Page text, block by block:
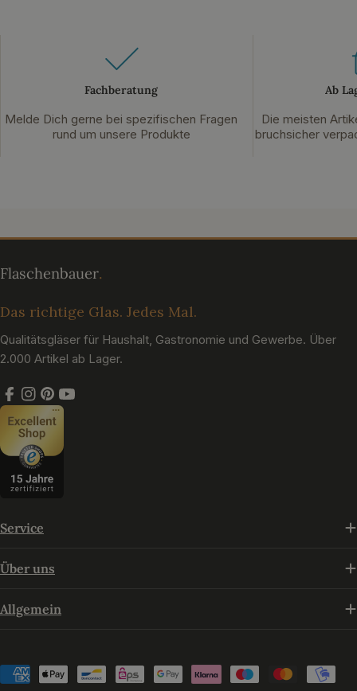
Fachberatung
Melde Dich gerne bei spezifischen Fragen
rund um unsere Produkte
Ab
Die meisten
bruchsicher
Das richtige Glas. Jedes Mal.
Qualitätsgläser für Haushalt, Gastronomie und Gewerbe. Über
2.000 Artikel ab Lager.
Facebook
Instagram
Pinterest
YouTube
Service
Über uns
Allgemein
Zahlungsmethoden